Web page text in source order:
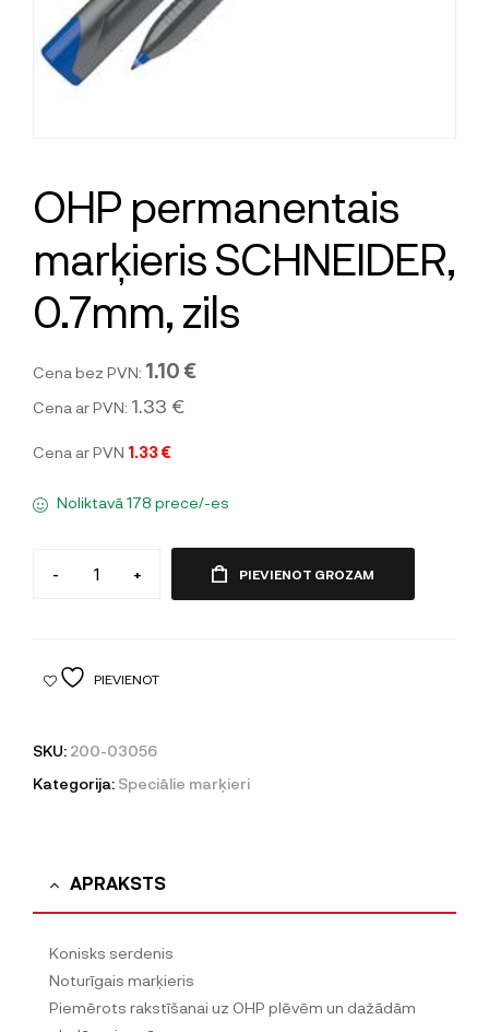
OHP permanentais
marķieris SCHNEIDER,
0.7mm, zils
Cena bez PVN: 1.10 €
Cena ar PVN: 1.33 €
Cena ar PVN 1.33 €
Noliktavā 178 prece/-es
- + PIEVIENOT GROZAM
PIEVIENOT
SKU: 200-03056
Kategorija: Speciālie marķieri
APRAKSTS
Konisks serdenis
Noturīgais marķieris
Piemērots rakstīšanai uz OHP plēvēm un dažādām